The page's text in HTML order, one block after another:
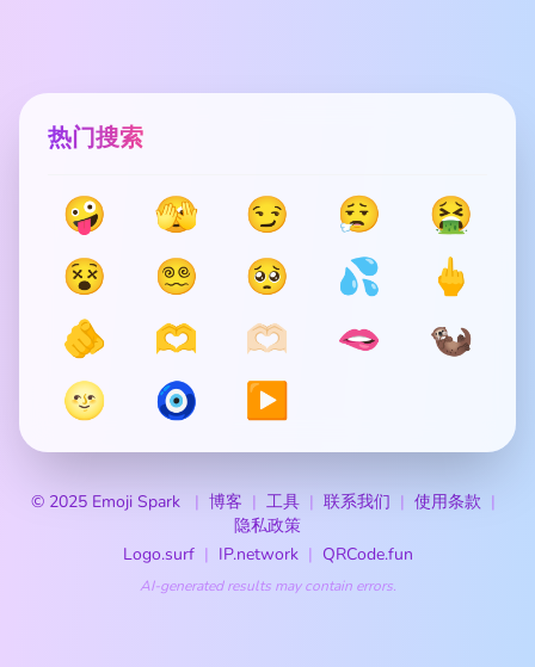
热门搜索
🤪 🫣 😏 😮‍💨
🤮
😵
😵‍💫 🥺 💦
🖕
🫵
🫶 🫶🏻 🫦
🦦
🌝
🧿 ▶️
© 2025 Emoji Spark 博客 工具 联系我们
使用条款
隐私政策
Logo.surf
IP.network QRCode.fun
AI-generated results may contain errors.